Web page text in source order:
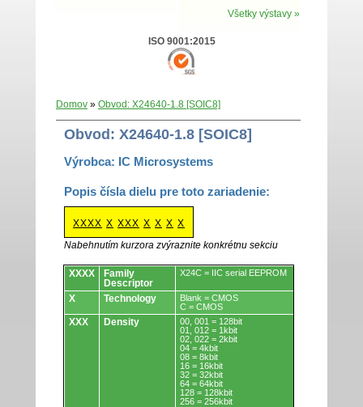
Všetky výstavy »
ISO 9001:2015
Domov » Obvod: X24640-1.8 [SOIC8]
Obvod: X24640-1.8 [SOIC8]
Výrobca: IC Microsystems
Popis čísla dielu pre toto zariadenie:
XXXX X XXX X X X X
Nabehnutím kurzora zvýraznite konkrétnu sekciu
Obvody.
XXXX
Family
Descriptor
X24C = IIC serial EEPROM
X Technology
Blank = CMOS
C = CMOS
XXX Density
00, 001 = 128bit
01, 012 = 1kbit
02, 022 = 2kbit
04 = 4kbit
08 = 8kbit
16 = 16kbit
32 = 32kbit
64 = 64kbit
128 = 128kbit
256 = 256kbit